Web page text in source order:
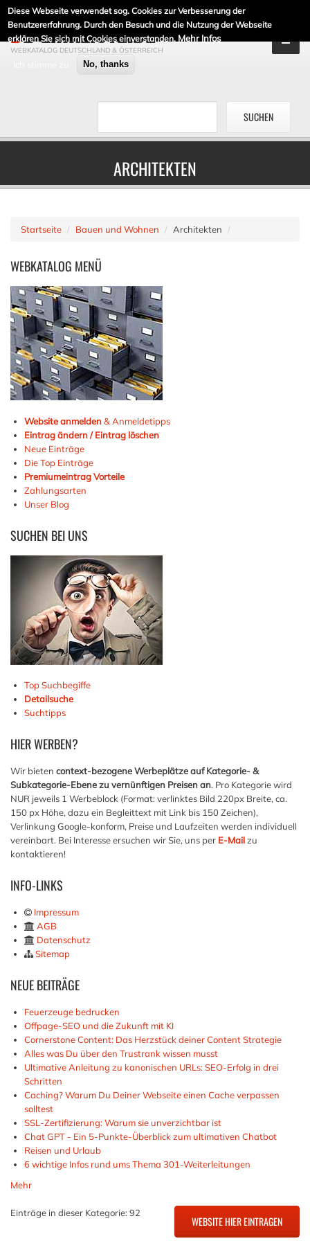
Diese Webseite verwendet sog. Cookies zur Verbesserung der
Benutzererfahrung. Durch den Besuch und die Nutzung der Webseite
erklären Sie sich mit Cookies einverstanden. Mehr Infos
No, thanks
DE-LINKLISTE.DE
WEBKATALOG DEUTSCHLAND & ÖSTERREICH
ARCHITEKTEN
Startseite Bauen und Wohnen Architekten
WEBKATALOG MENÜ
Website anmelden& Anmeldetipps
Eintrag ändern / Eintrag löschen
Neue Einträge
Die Top Einträge
Premiumeintrag Vorteile
Zahlungsarten
Unser Blog
SUCHEN BEI UNS
Top Suchbegiffe
Detailsuche
Suchtipps
HIERWERBEN?
Wir bieten context-bezogene Werbeplätze auf Kategorie- &
Subkategorie-Ebene zu vernünftigen Preisen an. Pro Kategorie wird
NUR jeweils 1 Werbeblock (Format: verlinktes Bild 220px Breite, ca.
150 px Höhe, dazu ein Begleittext mit Link bis 150 Zeichen),
Verlinkung Google-konform, Preise und Laufzeiten werden individuell
vereinbart. Bei Interesse ersuchen wir Sie, uns per E-Mailzu
kontaktieren!
INFO-LINKS
Impressum
AGB
Datenschutz
Sitemap
NEUEBEITRÄGE
Feuerzeuge bedrucken
Offpage-SEO und die Zukunft mit KI
Cornerstone Content: Das Herzstück deiner Content Strategie
Alles was Du über den Trustrank wissen musst
Ultimative Anleitung zu kanonischen URLs: SEO-Erfolg in drei
Schritten
Caching? Warum Du Deiner Webseite einen Cache verpassen
solltest
SSL-Zertifizierung: Warum sie unverzichtbar ist
Chat GPT - Ein 5-Punkte-Überblick zum ultimativen Chatbot
Reisen und Urlaub
6 wichtige Infos rund ums Thema 301-Weiterleitungen
Mehr
Einträge in dieser Kategorie: 92